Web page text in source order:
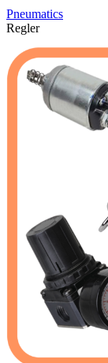
Pneumatics
Regler